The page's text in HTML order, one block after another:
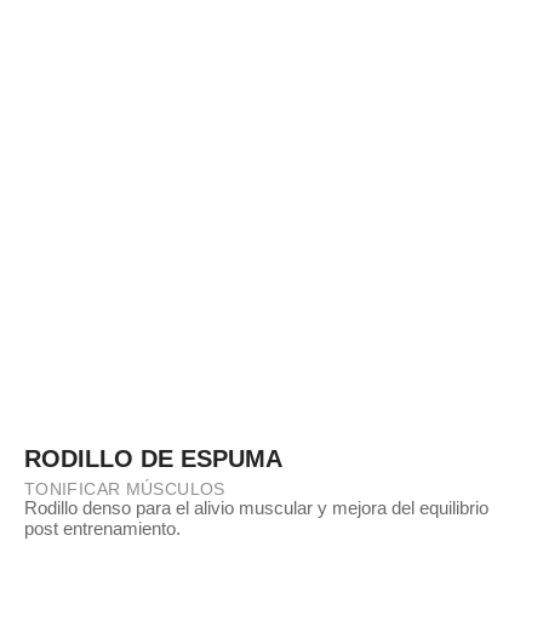
RODILLO DE ESPUMA
TONIFICAR MÚSCULOS
Rodillo denso para el alivio muscular y mejora del equilibrio
post entrenamiento.